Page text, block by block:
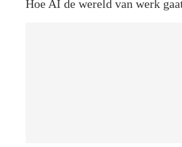
Hoe AI de wereld van werk